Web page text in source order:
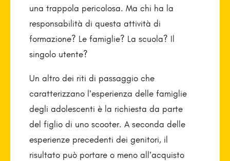
una trappola pericolosa. Ma chi ha la
responsabilità di questa attività di
formazione? Le famiglie? La scuola? Il
singolo utente?
Un altro dei riti di passaggio che
caratterizzano l’esperienza delle famiglie
degli adolescenti è la richiesta da parte
del figlio di uno scooter. A seconda delle
esperienze precedenti dei genitori, il
risultato può portare o meno all’acquisto